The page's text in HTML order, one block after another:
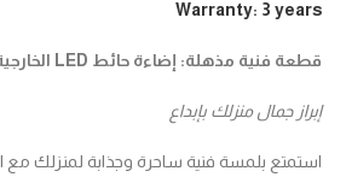
Warranty: 3 years
قطعة فنية مذهلة: إضاءة حائط LED الخارجية و الداخلية
إبراز جمال منزلك بإبداع
استمتع بلمسة فنية ساحرة وجذابة لمنزلك مع